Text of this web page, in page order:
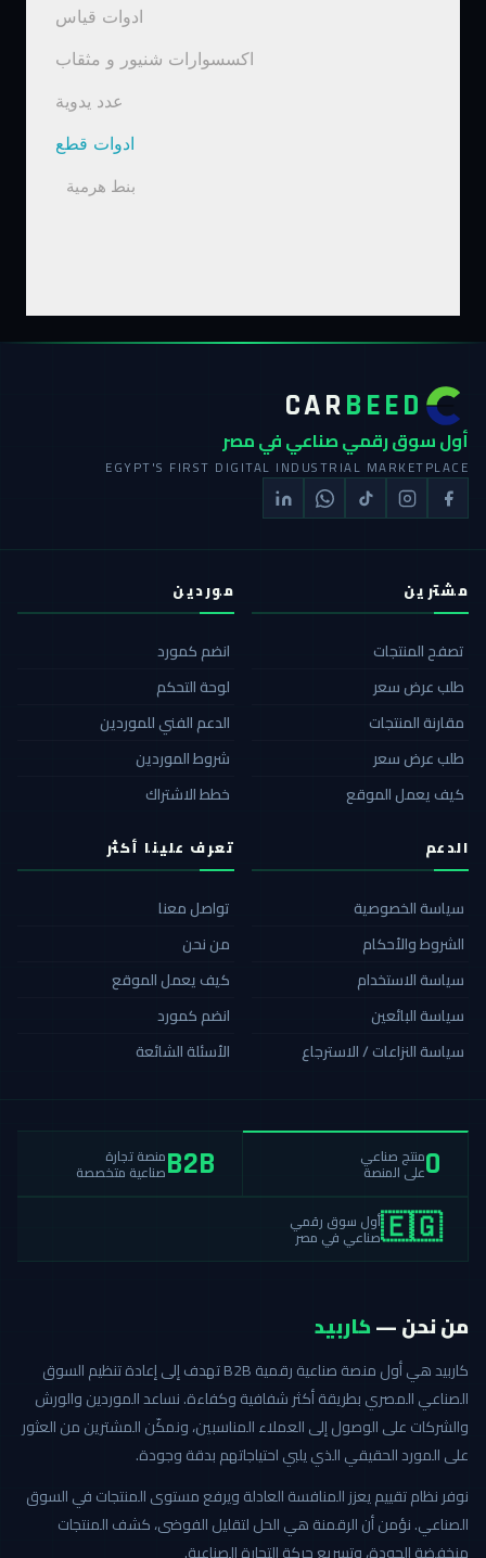
ادوات قياس
اكسسوارات شنيور و مثقاب
عدد يدوية
ادوات قطع
بنط هرمية
CARBEED
أول سوق رقمي صناعي في مصر
EGYPT'S FIRST DIGITAL INDUSTRIAL MARKETPLACE
مشترين
تصفح المنتجات
طلب عرض سعر
مقارنة المنتجات
طلب عرض سعر
كيف يعمل الموقع
موردين
انضم كمورد
لوحة التحكم
الدعم الفني للموردين
شروط الموردين
خطط الاشتراك
الدعم
سياسة الخصوصية
الشروط والأحكام
سياسة الاستخدام
سياسة البائعين
سياسة النزاعات / الاسترجاع
تعرف علينا أكثر
تواصل معنا
من نحن
كيف يعمل الموقع
انضم كمورد
الأسئلة الشائعة
0منتج صناعي
على المنصة B2Bمنصة تجارة
صناعية متخصصة
🇪🇬أول سوق رقمي
صناعي في مصر
من نحن —كاربيد
كاربيد هي أول منصة صناعية رقمية B2B تهدف إلى إعادة تنظيم السوق
الصناعي المصري بطريقة أكثر شفافية وكفاءة. نساعد الموردين والورش
والشركات على الوصول إلى العملاء المناسبين، ونمكّن المشترين من العثور
على المورد الحقيقي الذي يلبي احتياجاتهم بدقة وجودة.
نوفر نظام تقييم يعزز المنافسة العادلة ويرفع مستوى المنتجات في السوق
الصناعي. نؤمن أن الرقمنة هي الحل لتقليل الفوضى، كشف المنتجات